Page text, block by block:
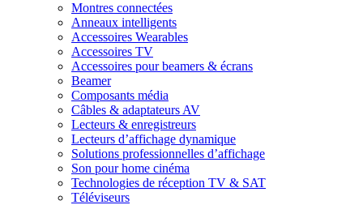
Montres connectées
Anneaux intelligents
Accessoires Wearables
Accessoires TV
Accessoires pour beamers & écrans
Beamer
Composants média
Câbles & adaptateurs AV
Lecteurs & enregistreurs
Lecteurs d’affichage dynamique
Solutions professionnelles d’affichage
Son pour home cinéma
Technologies de réception TV & SAT
Téléviseurs